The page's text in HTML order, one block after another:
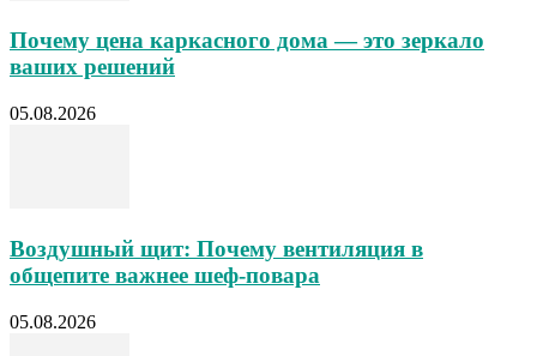
Почему цена каркасного дома — это зеркало
ваших решений
05.08.2026
Воздушный щит: Почему вентиляция в
общепите важнее шеф-повара
05.08.2026